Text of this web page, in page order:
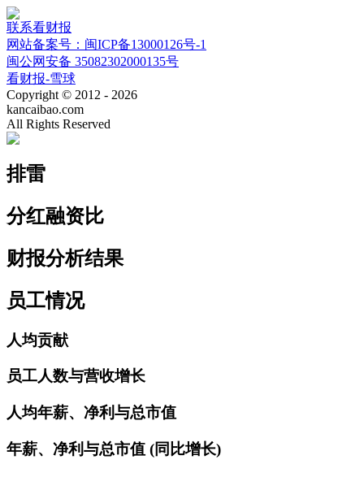
联系看财报
网站备案号：闽ICP备13000126号-1
闽公网安备 35082302000135号
看财报-雪球
Copyright © 2012 - 2026
kancaibao.com
All Rights Reserved
排雷
分红融资比
财报分析结果
员工情况
人均贡献
员工人数与营收增长
人均年薪、净利与总市值
年薪、净利与总市值 (同比增长)